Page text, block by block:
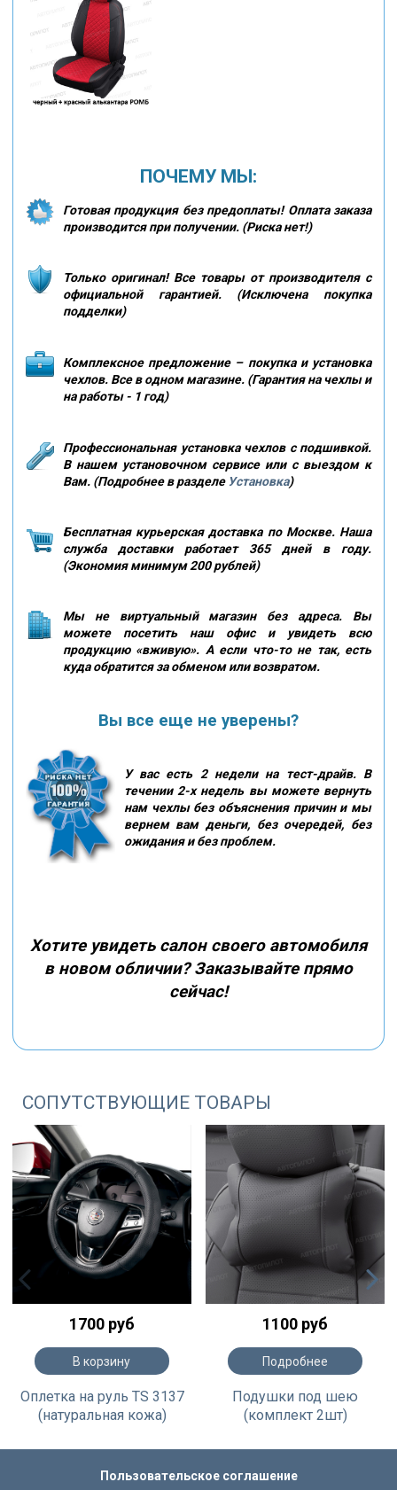
ПОЧЕМУ МЫ:
Готовая продукция без предоплаты! Оплата заказа
производится при получении. (Риска нет!)
Только оригинал! Все товары от производителя с
официальной гарантией. (Исключена покупка
подделки)
Комплексное предложение – покупка и установка
чехлов. Все в одном магазине. (Гарантия на чехлы и
на работы - 1 год)
Профессиональная установка чехлов с подшивкой.
В нашем установочном сервисе или с выездом к
Вам. (Подробнее в разделе Установка)
Бесплатная курьерская доставка по Москве. Наша
служба доставки работает 365 дней в году.
(Экономия минимум 200 рублей)
Мы не виртуальный магазин без адреса. Вы
можете посетить наш офис и увидеть всю
продукцию «вживую». А если что-то не так, есть
куда обратится за обменом или возвратом.
Вы все еще не уверены?
У вас есть 2 недели на тест-драйв. В
течении 2-х недель вы можете вернуть
нам чехлы без объяснения причин и мы
вернем вам деньги, без очередей, без
ожидания и без проблем.
Хотите увидеть салон своего автомобиля
в новом обличии? Заказывайте прямо
сейчас!
СОПУТСТВУЮЩИЕ ТОВАРЫ
1700 руб
В корзину
Оплетка на руль TS 3137
(натуральная кожа)
1100 руб
Подробнее
Подушки под шею
(комплект 2шт)
Пользовательское соглашение